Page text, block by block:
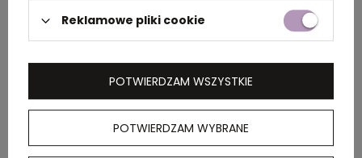
Lekki sweter, unisex, regularny krój, okrągły
bawełny z recyklingu i w 70% z bawełny
organicznej o gramaturze 280 g/m2, posiada
wbudowany znacznik AWARE™, który
Reklamowe pliki cookie
POTWIERDZAM WYBRANE
POTWIERDZAM WSZYSTKIE